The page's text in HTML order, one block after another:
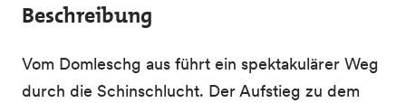
Beschreibung
Vom Domleschg aus führt ein spektakulärer Weg
durch die Schinschlucht. Der Aufstieg zu dem